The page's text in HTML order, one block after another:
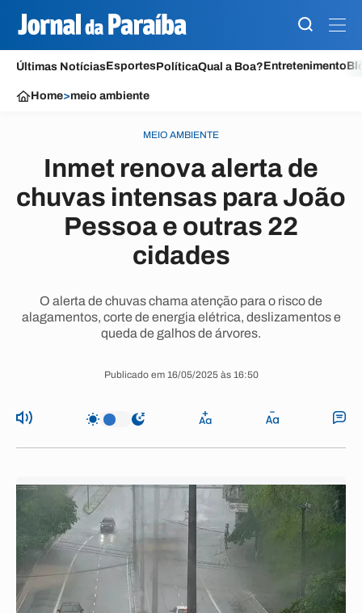
Últimas NotíciasEsportesPolíticaQual a Boa?Entretenimento
Home>meio ambiente
MEIO AMBIENTE
Inmet renova alerta de
chuvas intensas para João
Pessoa e outras 22
cidades
O alerta de chuvas chama atenção para o risco de
alagamentos, corte de energia elétrica, deslizamentos e
queda de galhos de árvores.
Publicado em 16/05/2025 às 16:50